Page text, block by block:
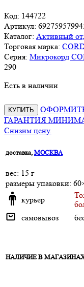
Код: 144722
Артикул:
Каталог: Активный
Торговая марка:
Серия: Микрокорд
290
Есть в наличии
КУПИТЬ
ГАРАНТИЯ
Снизим цену.
доставка, МОСКВА
веc: 15 г
размеры упаковки:
курьер
самовывоз
НАЛИЧИЕ В